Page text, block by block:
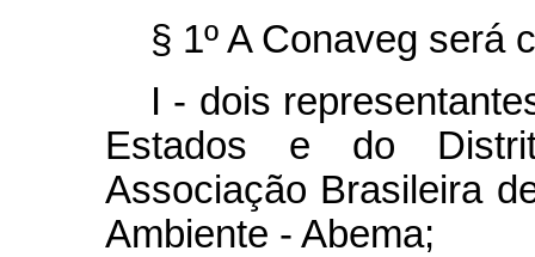
§ 1º A Conaveg será
I - dois
Estados e do
Associação Brasileira
Ambiente - Abema;